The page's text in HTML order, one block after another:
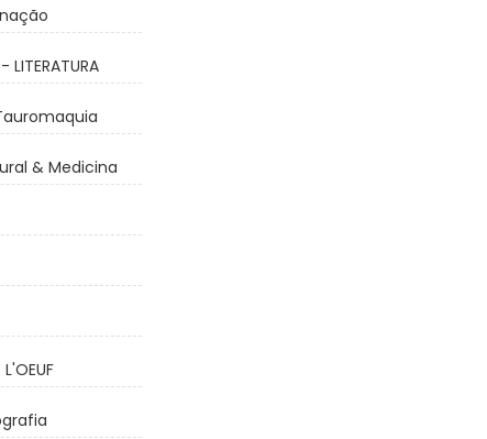
& Medicina